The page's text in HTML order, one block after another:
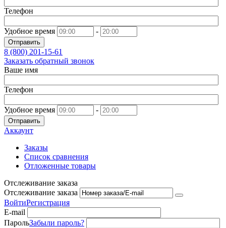
Телефон
Удобное время -
Отправить
8 (800) 201-15-61
Заказать обратный звонок
Ваше имя
Телефон
Удобное время -
Отправить
Аккаунт
Заказы
Список сравнения
Отложенные товары
Отслеживание заказа
Отслеживание заказа
ВойтиРегистрация
E-mail
ПарольЗабыли пароль?